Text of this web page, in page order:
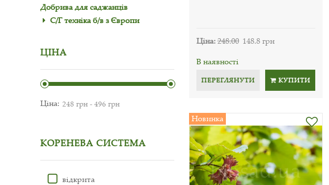
Добрива для саджанців
С/Г техніка б/в з Європи
ЦІНА
Ціна:
КОРЕНЕВА СИСТЕМА
відкрита
Ціна:248.00 148.8 грн
В наявності
ПЕРЕГЛЯНУТИ КУПИТИ
Новинка